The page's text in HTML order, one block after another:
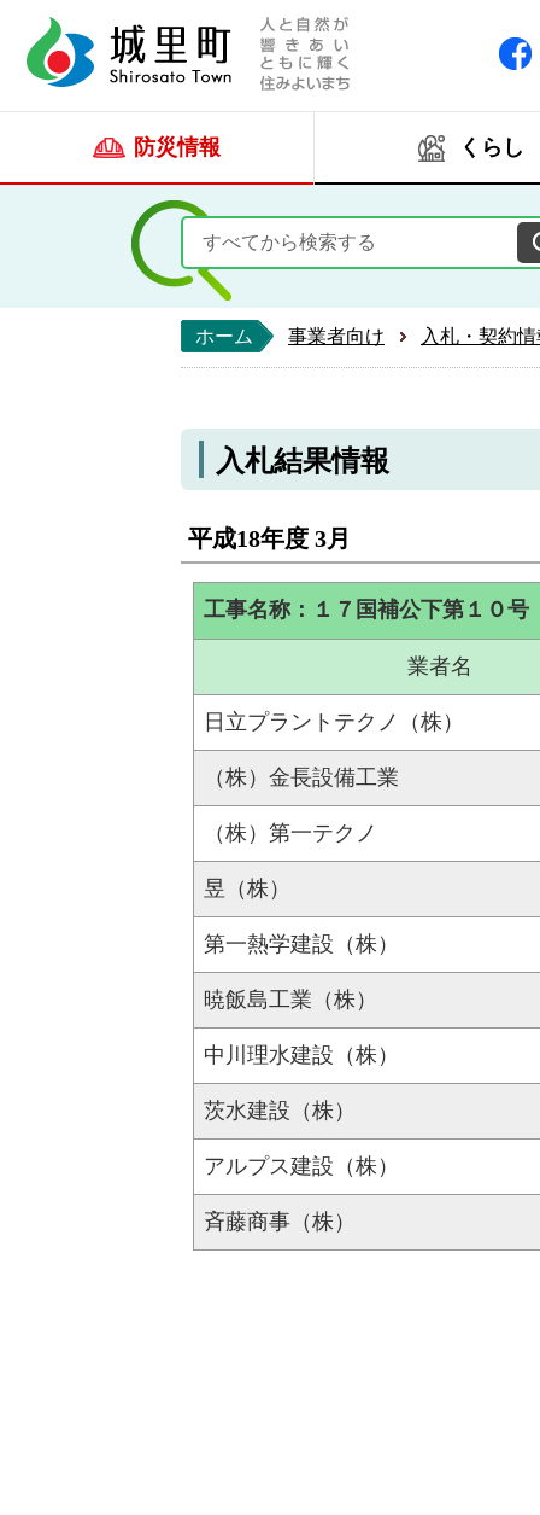
防災情報 くらし
ホーム 事業者向け 入札・契約
入札結果情報
平成18年度 3月
工事名称：１７国補公下第１０
業者名
日立プラントテクノ（株）
（株）金長設備工業
（株）第一テクノ
昱（株）
第一熱学建設（株）
暁飯島工業（株）
中川理水建設（株）
茨水建設（株）
アルプス建設（株）
斉藤商事（株）